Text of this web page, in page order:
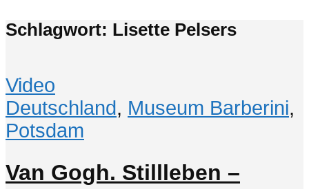
Schlagwort: Lisette Pelsers
Video
Deutschland, Museum Barberini,
Potsdam
Van Gogh. Stillleben –